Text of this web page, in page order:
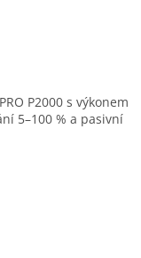
P2000 s výkonem
5–100 % a pasivní